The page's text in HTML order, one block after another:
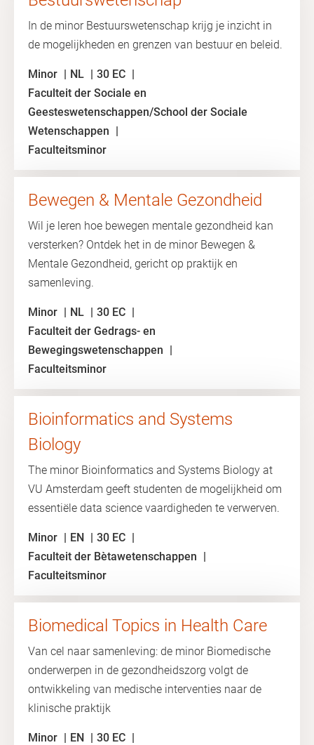
In de minor Bestuurswetenschap krijg je inzicht in
de mogelijkheden en grenzen van bestuur en beleid.
Minor NL
30 EC
Faculteit der Sociale en
Geesteswetenschappen/School der Sociale
Wetenschappen
Faculteitsminor
Bewegen & Mentale Gezondheid
Wil je leren hoe bewegen mentale gezondheid kan
versterken? Ontdek het in de minor Bewegen &
Mentale Gezondheid, gericht op praktijk en
samenleving.
Minor NL
30 EC
Faculteit der Gedrags- en
Bewegingswetenschappen
Faculteitsminor
Bioinformatics and Systems
Biology
The minor Bioinformatics and Systems Biology at
VU Amsterdam geeft studenten de mogelijkheid om
essentiële data science vaardigheden te verwerven.
Minor EN
30 EC
Faculteit der Bètawetenschappen
Faculteitsminor
Biomedical Topics in Health Care
Van cel naar samenleving: de minor Biomedische
onderwerpen in de gezondheidszorg volgt de
ontwikkeling van medische interventies naar de
klinische praktijk
Minor EN
30 EC